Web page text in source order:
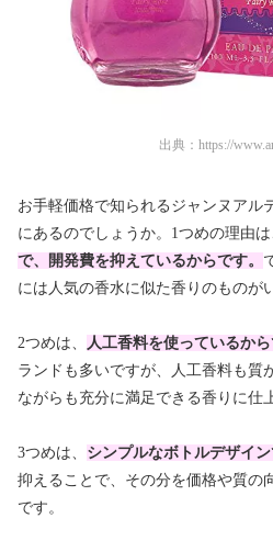
出典： https://
お手軽価格で知られるジャンヌアル
にあるのでしょうか。1つめの理由は
で、開発費を抑えているからです。
には人気の香水に似た香りのものが
2つめは、 人工香料を使っているから
ランドも多いですが、人工香料も質
ながらも充分に満足できる香りに仕
3つめは、 シンプルなボトルデザイン
抑えることで、その分を価格や質の
です。